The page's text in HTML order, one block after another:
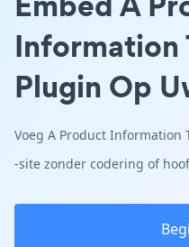
Information
Plugin Op
Voeg A Product Information
-site zonder codering of